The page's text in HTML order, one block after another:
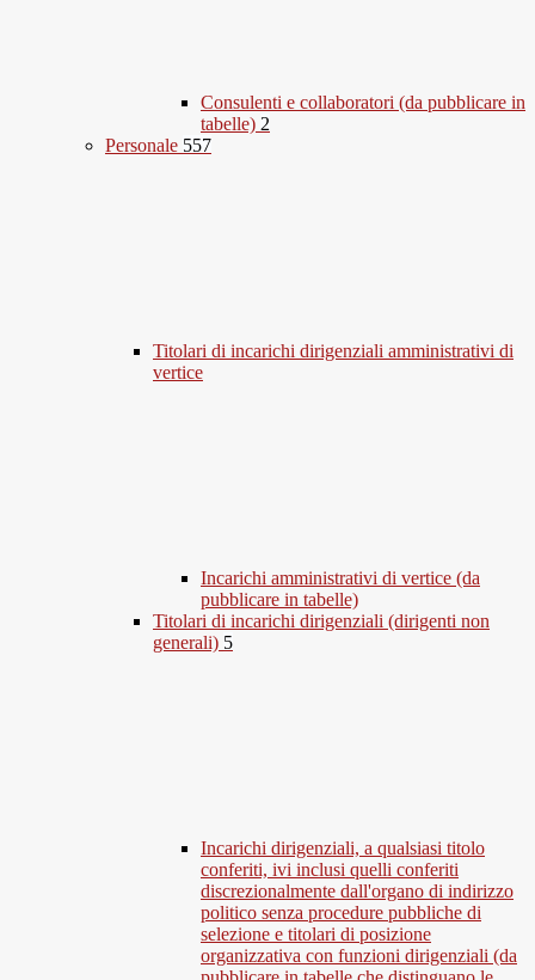
Consulenti e collaboratori (da pubblicare in
tabelle) 2
Personale 557
Titolari di incarichi dirigenziali amministrativi di
vertice
Incarichi amministrativi di vertice (da
pubblicare in tabelle)
Titolari di incarichi dirigenziali (dirigenti non
generali) 5
Incarichi dirigenziali, a qualsiasi titolo
conferiti, ivi inclusi quelli conferiti
discrezionalmente dall'organo di indirizzo
politico senza procedure pubbliche di
selezione e titolari di posizione
organizzativa con funzioni dirigenziali (da